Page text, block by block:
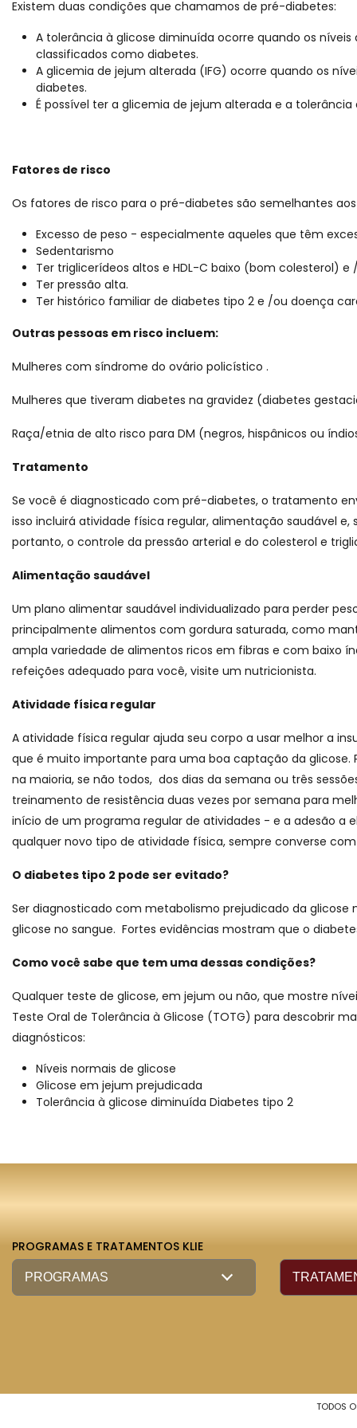
Existem duas condições que chamamos de pré-diabetes:
A tolerância à glicose diminuída ocorre quando os
classificados como diabetes.
A glicemia de jejum alterada (IFG) ocorre quando os
diabetes.
É possível ter a glicemia de jejum alterada e a
Fatores de risco
Os fatores de risco para o pré-diabetes são semelhantes
Excesso de peso - especialmente aqueles que têm
Sedentarismo
Ter triglicerídeos altos e HDL-C baixo (bom colesterol)
Ter pressão alta.
Ter histórico familiar de diabetes tipo 2 e /ou doença
Outras pessoas em risco incluem:
Mulheres com síndrome do ovário policístico .
Mulheres que tiveram diabetes na gravidez (diabetes
Raça/etnia de alto risco para DM (negros, hispânicos ou
Tratamento
Se você é diagnosticado com pré-diabetes, o tratamento
isso incluirá atividade física regular, alimentação saudável
portanto, o controle da pressão arterial e do colesterol e
Alimentação saudável
Um plano alimentar saudável individualizado para perder
principalmente alimentos com gordura saturada, como
ampla variedade de alimentos ricos em fibras e com baixo
refeições adequado para você, visite um nutricionista.
Atividade física regular
A atividade física regular ajuda seu corpo a usar melhor a
que é muito importante para uma boa captação da
na maioria, se não todos, dos dias da semana ou três
treinamento de resistência duas vezes por semana para
início de um programa regular de atividades - e a adesão
qualquer novo tipo de atividade física, sempre converse
O diabetes tipo 2 pode ser evitado?
Ser diagnosticado com metabolismo prejudicado da glicose
glicose no sangue. Fortes evidências mostram que o
Como você sabe que tem uma dessas condições?
Qualquer teste de glicose, em jejum ou não, que mostre
Teste Oral de Tolerância à Glicose (TOTG) para descobrir
diagnósticos:
Níveis normais de glicose
Glicose em jejum prejudicada
Tolerância à glicose diminuída Diabetes tipo 2
PROGRAMAS E TRATAMENTOS KLIE
TODOS